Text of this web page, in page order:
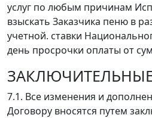
услуг по любым причинам
взыскать Заказчика пеню в
учетной. ставки
день просрочки оплаты от
7.1. Все изменения и
Договору вносятся путем